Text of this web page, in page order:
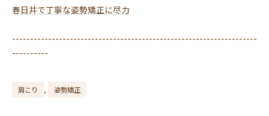
春日井で丁寧な姿勢矯正に尽力
--------------------------------------------------------------------
----------
肩こり 姿勢矯正